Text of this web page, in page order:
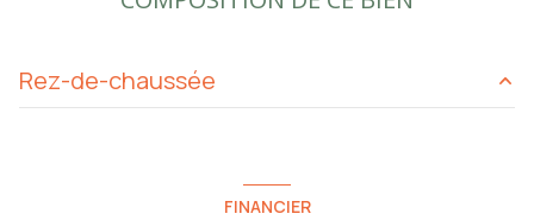
Rez-de-chaussée
FINANCIER